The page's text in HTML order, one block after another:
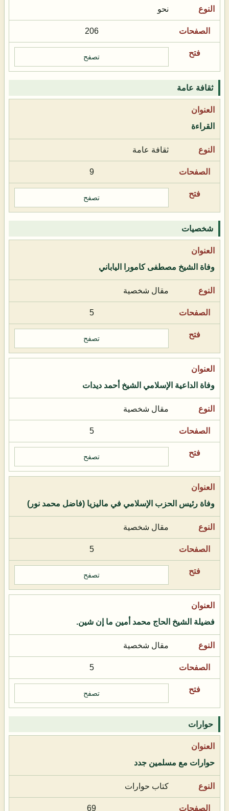
نحو
206
تصفح
ثقافة عامة
القراءة
ثقافة عامة
9
تصفح
شخصيات
وفاة الشيخ مصطفى كامورا الياباني
مقال شخصية
5
تصفح
وفاة الداعية الإسلامي الشيخ أحمد ديدات
مقال شخصية
5
تصفح
وفاة رئيس الحزب الإسلامي في ماليزيا (فاضل محمد نور)
مقال شخصية
5
تصفح
فضيلة الشيخ الحاج محمد أمين ما إن شين.
مقال شخصية
5
تصفح
حوارات
حوارات مع مسلمين جدد
كتاب حوارات
69